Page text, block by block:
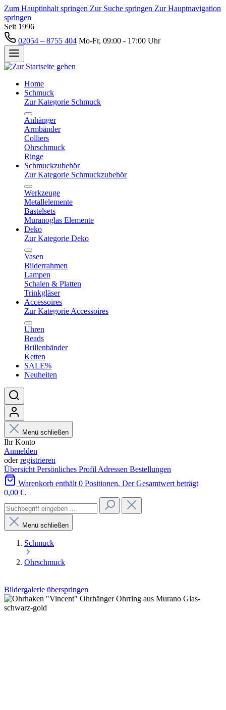
Zum Hauptinhalt springen Zur Suche springen Zur Hauptnavigation
springen
Seit 1996
02054 – 8755 404 Mo-Fr, 09:00 - 17:00 Uhr
Home
Schmuck
Zur Kategorie Schmuck
Anhänger
Armbänder
Colliers
Ohrschmuck
Ringe
Schmuckzubehör
Zur Kategorie Schmuckzubehör
Werkzeuge
Metallelemente
Bastelsets
Muranoglas Elemente
Deko
Zur Kategorie Deko
Vasen
Bilderrahmen
Lampen
Schalen & Platten
Trinkgläser
Accessoires
Zur Kategorie Accessoires
Uhren
Beads
Brillenbänder
Ketten
SALE%
Neuheiten
Menü schließen
Ihr Konto
Anmelden
oderregistrieren
Übersicht Persönliches Profil Adressen Bestellungen
Warenkorb enthält 0 Positionen. Der Gesamtwert beträgt
0,00 €.
Menü schließen
Schmuck
Ohrschmuck
Bildergalerie überspringen